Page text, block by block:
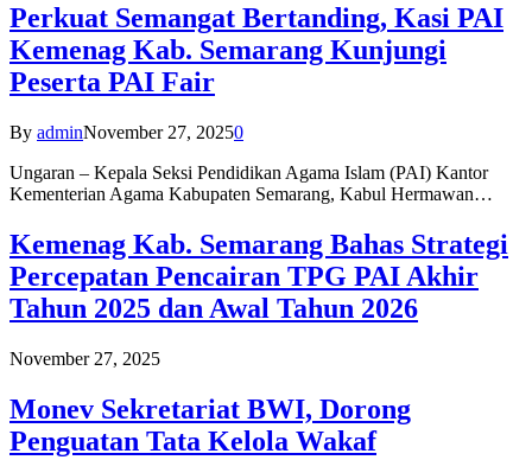
Perkuat Semangat Bertanding, Kasi PAI
Kemenag Kab. Semarang Kunjungi
Peserta PAI Fair
By adminNovember 27, 20250
Ungaran – Kepala Seksi Pendidikan Agama Islam (PAI) Kantor
Kementerian Agama Kabupaten Semarang, Kabul Hermawan…
Kemenag Kab. Semarang Bahas Strategi
Percepatan Pencairan TPG PAI Akhir
Tahun 2025 dan Awal Tahun 2026
November 27, 2025
Monev Sekretariat BWI, Dorong
Penguatan Tata Kelola Wakaf